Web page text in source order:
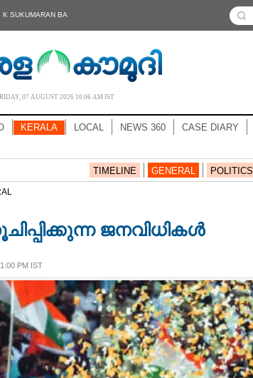
K SUKUMARAN BA
07 AUGUST 2026 10.06 AM IST
KERALA LOCAL NEWS 360 CASE DIARY
TIMELINE GENERAL POLITICS
ജനവിധികള്‍
PM IST